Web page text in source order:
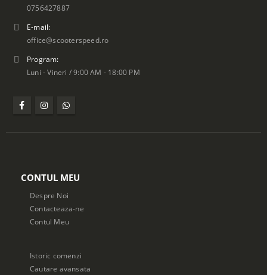
0756427887
E-mail:
office@scooterspeed.ro
Program:
Luni - Vineri / 9:00 AM - 18:00 PM
CONTUL MEU
Despre Noi
Contacteaza-ne
Contul Meu
Istoric comenzi
Cautare avansata